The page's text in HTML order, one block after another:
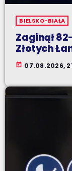
BIELSKO-BIAŁA
Zaginął
Złotych
today 07.08.2026,